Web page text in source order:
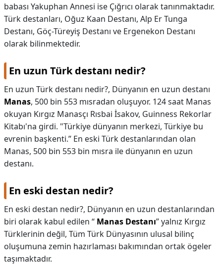
babası Yakuphan Annesi ise Çığrıcı olarak tanınmaktadır.
Türk destanları, Oğuz Kaan Destanı, Alp Er Tunga
Destanı, Göç-Türeyiş Destanı ve Ergenekon Destanı
olarak bilinmektedir.
En uzun Türk destanı nedir?
En uzun Türk destanı nedir?, Dünyanın en uzun destanı
Manas, 500 bin 553 mısradan oluşuyor. 124 saat Manas
okuyan Kırgız Manasçı Rısbai İsakov, Guinness Rekorlar
Kitabı'na girdi. "Türkiye dünyanın merkezi, Türkiye bu
evrenin başkenti.” En eski Türk destanlarından olan
Manas, 500 bin 553 bin mısra ile dünyanın en uzun
destanı.
En eski destan nedir?
En eski destan nedir?, Dünyanın en uzun destanlarından
biri olarak kabul edilen “ Manas Destanı” yalnız Kırgız
Türklerinin değil, Tüm Türk Dünyasının ulusal bilinç
oluşumuna zemin hazırlaması bakımından ortak ögeler
taşımaktadır.